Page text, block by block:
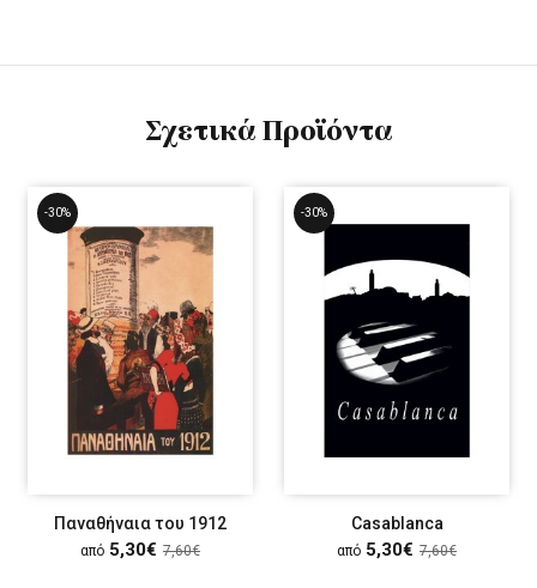
Σχετικά Προϊόντα
-30%
Παναθήναια του 1912
από 5,30€ 7,60€
-30%
Casablanca
από 5,30€ 7,60€